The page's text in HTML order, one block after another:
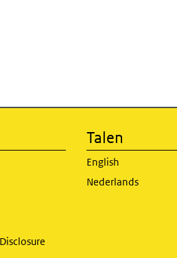
Talen
English
Nederlands